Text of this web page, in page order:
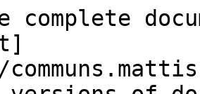
complete